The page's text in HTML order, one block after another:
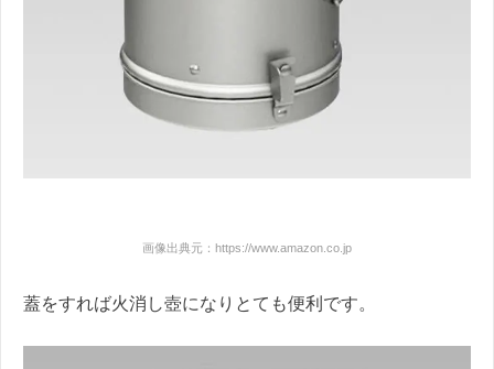
画像出典元：https://www.amazon.co.jp
蓋をすれば火消し壺になりとても便利です。